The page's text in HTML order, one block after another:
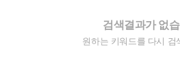
검색결과가 없
원하는 키워드를 다시 검